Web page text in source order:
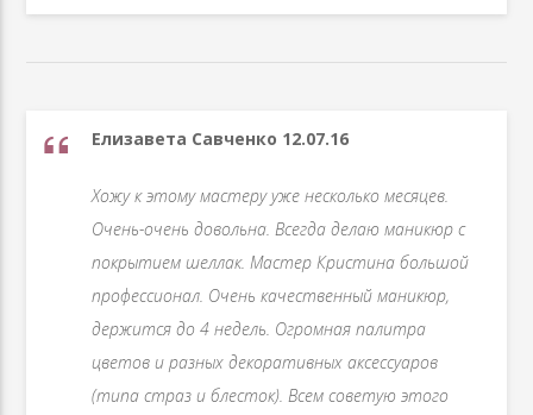
Елизавета Савченко 12.07.16
Хожу к этому мастеру уже несколько месяцев.
Очень-очень довольна. Всегда делаю маникюр с
покрытием шеллак. Мастер Кристина большой
профессионал. Очень качественный маникюр,
держится до 4 недель. Огромная палитра
цветов и разных декоративных аксессуаров
(типа страз и блесток). Всем советую этого